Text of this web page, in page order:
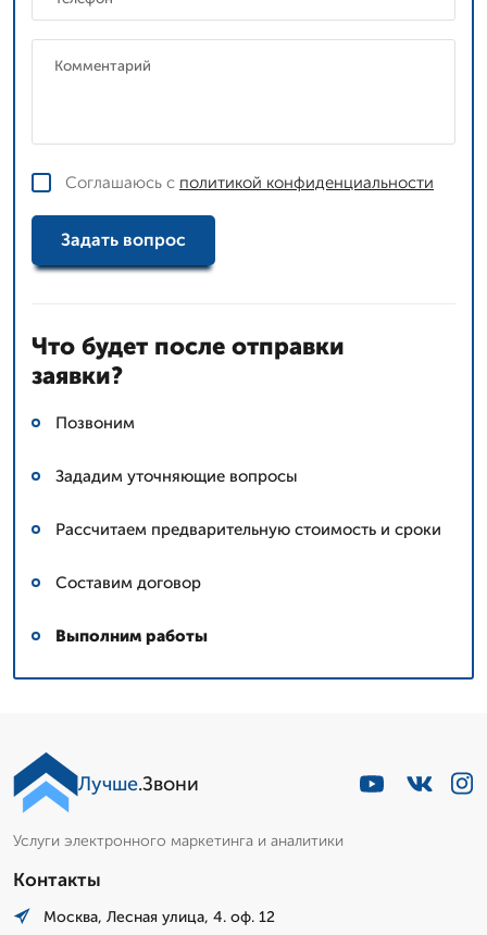
Соглашаюсь с политикой конфиденциальности
Задать вопрос
Что будет после отправки
заявки?
Позвоним
Зададим уточняющие вопросы
Рассчитаем предварительную стоимость и сроки
Составим договор
Выполним работы
Лучше.Звони
Услуги электронного маркетинга и аналитики
Контакты
Москва, Лесная улица, 4. оф. 12